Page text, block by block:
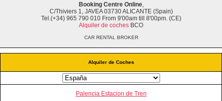
Alquiler de Coches
Palencia Estacion de Tren
Booking Centre Online,
C/Thiviers 1, JAVEA 03730 ALICANTE (Spain)
Tel.(+34) 965 790 010 From 9'00am till 8'00pm. (CE)
Alquiler de coches BCO
CAR RENTAL BROKER